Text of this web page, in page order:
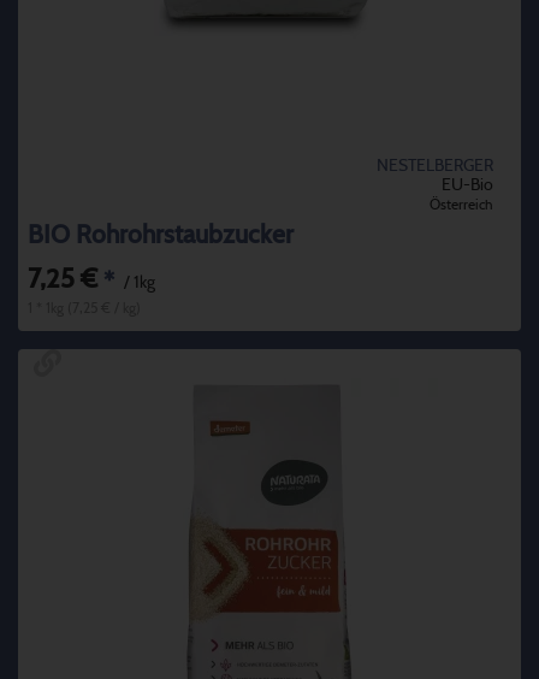
NESTELBERGER
EU-Bio
Österreich
BIO Rohrohrstaubzucker
7,25 € * / 1kg